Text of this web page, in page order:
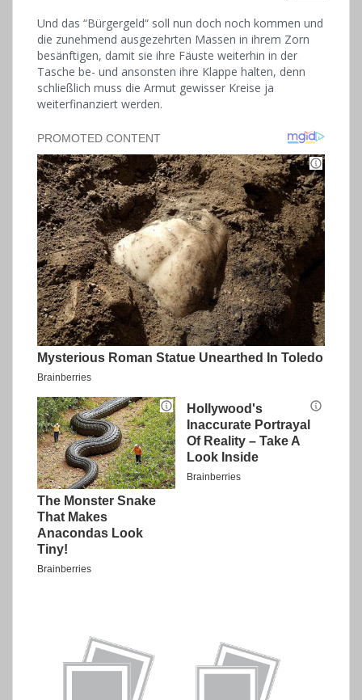
Und das “Bürgergeld“ soll nun doch noch kommen und
die zunehmend ausgezehrten Massen in ihrem Zorn
besänftigen, damit sie ihre Fäuste weiterhin in der
Tasche be- und ansonsten ihre Klappe halten, denn
schließlich muss die Armut gewisser Kreise ja
weiterfinanziert werden.